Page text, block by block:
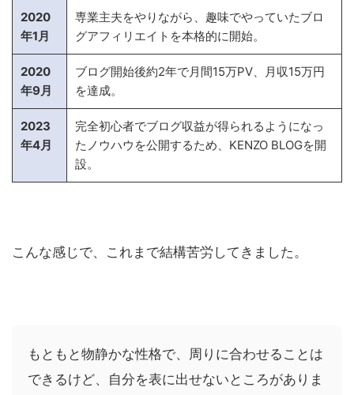
2020
年1月
専業主夫をやりながら、趣味でやっていたブロ
グアフィリエイトを本格的に開始。
2020
年9月
ブログ開始後約2年で月間15万PV、月収15万円
を達成。
2023
年4月
完全初心者でブログ収益が得られるようになっ
たノウハウを公開するため、KENZO BLOGを開
設。
こんな感じで、これまで結構苦労してきました。
もともと物静かな性格で、周りに合わせることは
できるけど、自分を表に出せないところがありま